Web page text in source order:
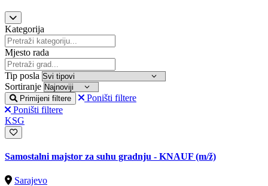
Kategorija
Mjesto rada
Tip posla
Sortiranje
Primijeni filtere
Poništi filtere
Poništi filtere
KSG
Samostalni majstor za suhu gradnju - KNAUF (m/ž)
Sarajevo